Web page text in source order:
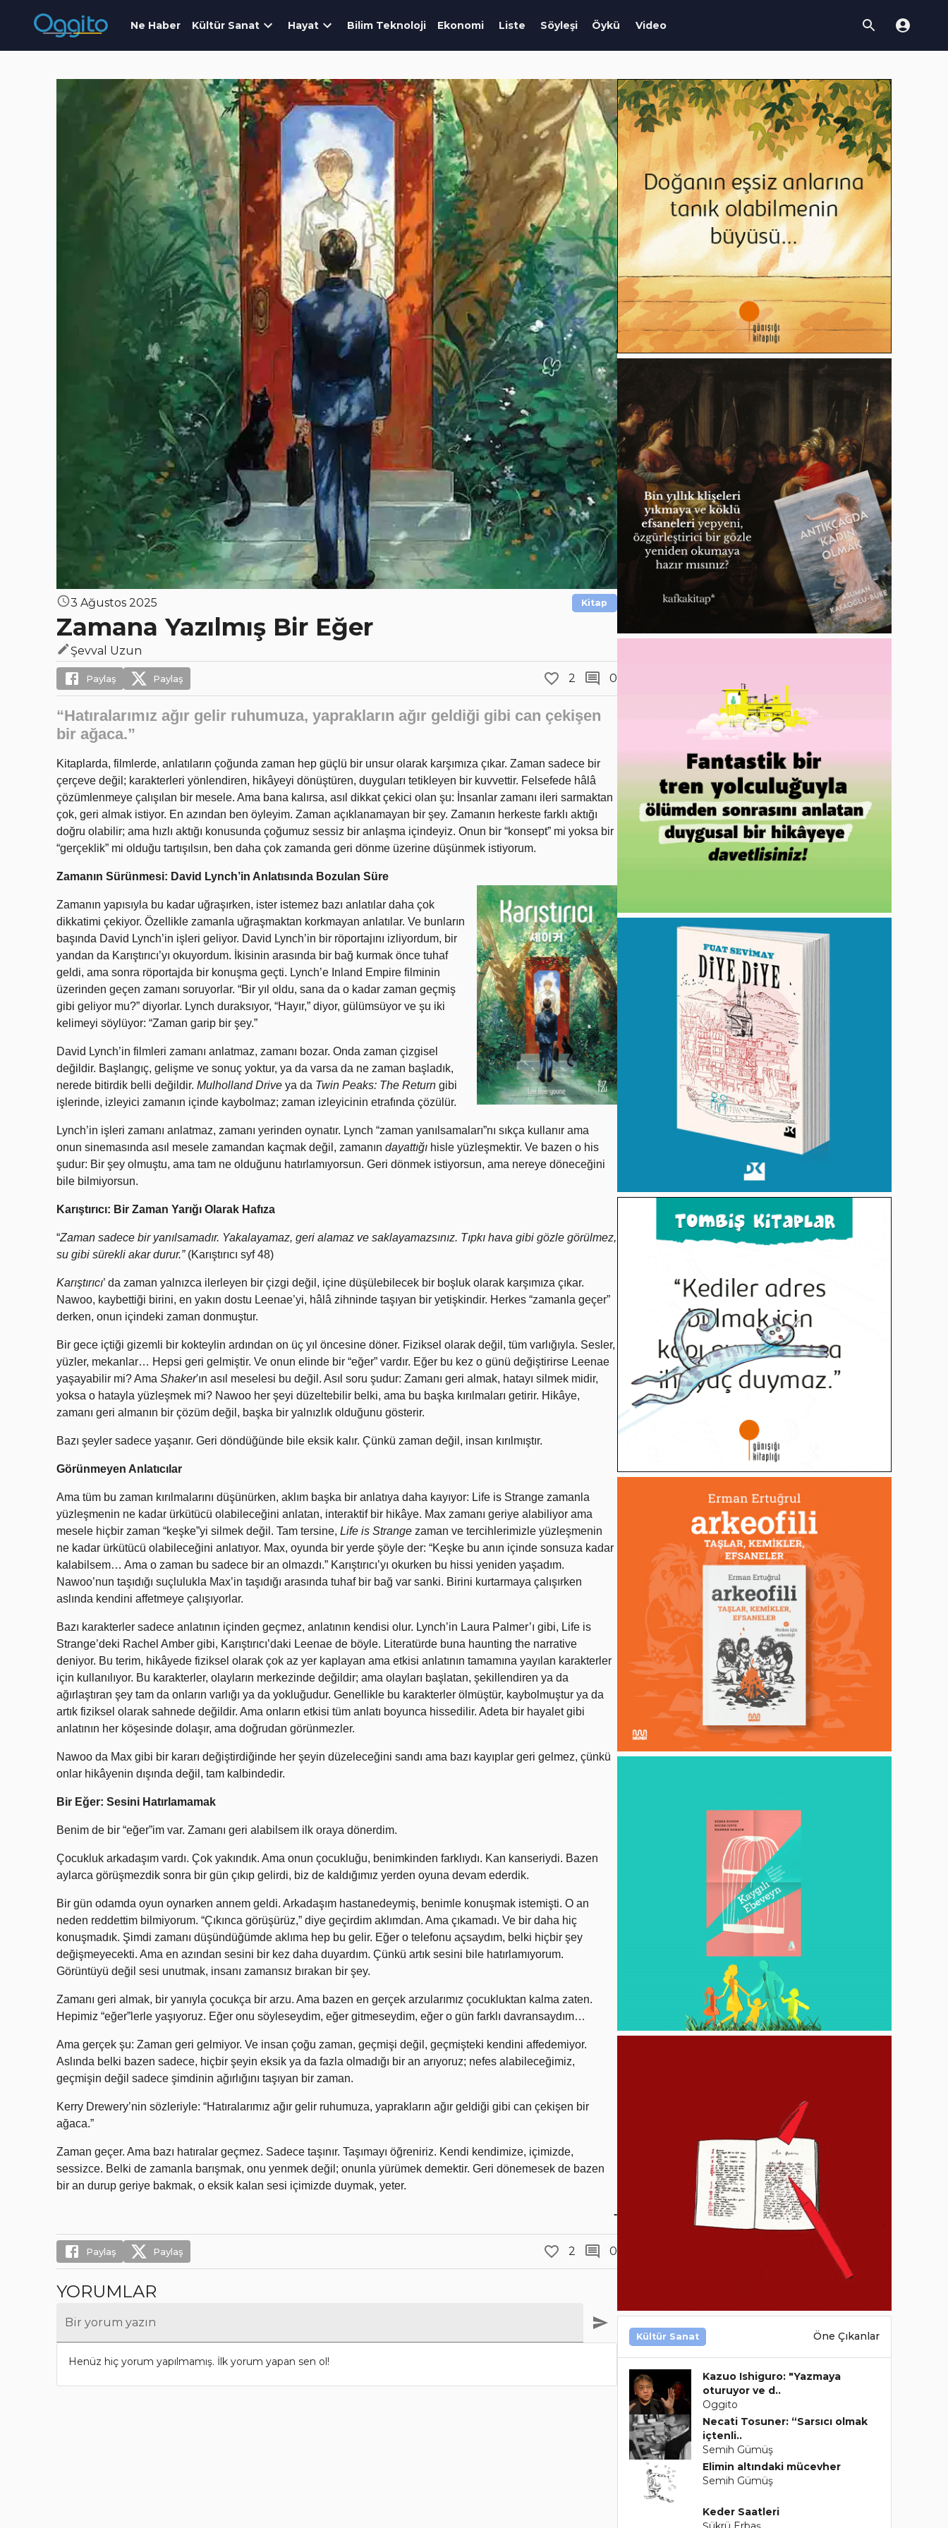
Ne Haber Kültür Sanat Hayat Bilim Teknoloji Ekonomi Liste Söyleşi Öykü Video
3 Ağustos 2025 Kitap
Zamana Yazılmış Bir Eğer
Şevval Uzun
Paylaş Paylaş 2 0
“Hatıralarımız ağır gelir ruhumuza, yaprakların ağır geldiği gibi can çekişen
bir ağaca.”
Kitaplarda, filmlerde, anlatıların çoğunda zaman hep güçlü bir unsur olarak karşımıza çıkar. Zaman sadece bir
çerçeve değil; karakterleri yönlendiren, hikâyeyi dönüştüren, duyguları tetikleyen bir kuvvettir. Felsefede hâlâ
çözümlenmeye çalışılan bir mesele. Ama bana kalırsa, asıl dikkat çekici olan şu: İnsanlar zamanı ileri sarmaktan
çok, geri almak istiyor. En azından ben öyleyim. Zaman açıklanamayan bir şey. Zamanın herkeste farklı aktığı
doğru olabilir; ama hızlı aktığı konusunda çoğumuz sessiz bir anlaşma içindeyiz. Onun bir “konsept” mi yoksa bir
“gerçeklik” mi olduğu tartışılsın, ben daha çok zamanda geri dönme üzerine düşünmek istiyorum.
Zamanın Sürünmesi: David Lynch’in Anlatısında Bozulan Süre
Zamanın yapısıyla bu kadar uğraşırken, ister istemez bazı anlatılar daha çok
dikkatimi çekiyor. Özellikle zamanla uğraşmaktan korkmayan anlatılar. Ve bunların
başında David Lynch’in işleri geliyor. David Lynch’in bir röportajını izliyordum, bir
yandan da Karıştırıcı’yı okuyordum. İkisinin arasında bir bağ kurmak önce tuhaf
geldi, ama sonra röportajda bir konuşma geçti. Lynch’e Inland Empire filminin
üzerinden geçen zamanı soruyorlar. “Bir yıl oldu, sana da o kadar zaman geçmiş
gibi geliyor mu?” diyorlar. Lynch duraksıyor, “Hayır,” diyor, gülümsüyor ve şu iki
kelimeyi söylüyor: “Zaman garip bir şey.”
David Lynch’in filmleri zamanı anlatmaz, zamanı bozar. Onda zaman çizgisel
değildir. Başlangıç, gelişme ve sonuç yoktur, ya da varsa da ne zaman başladık,
nerede bitirdik belli değildir. Mulholland Drive ya da Twin Peaks: The Return gibi
işlerinde, izleyici zamanın içinde kaybolmaz; zaman izleyicinin etrafında çözülür.
Lynch’in işleri zamanı anlatmaz, zamanı yerinden oynatır. Lynch “zaman yanılsamaları”nı sıkça kullanır ama
onun sinemasında asıl mesele zamandan kaçmak değil, zamanın dayattığı hisle yüzleşmektir. Ve bazen o his
şudur: Bir şey olmuştu, ama tam ne olduğunu hatırlamıyorsun. Geri dönmek istiyorsun, ama nereye döneceğini
bile bilmiyorsun.
Karıştırıcı: Bir Zaman Yarığı Olarak Hafıza
“Zaman sadece bir yanılsamadır. Yakalayamaz, geri alamaz ve saklayamazsınız. Tıpkı hava gibi gözle görülmez,
su gibi sürekli akar durur.”(Karıştırıcı syf 48)
Karıştırıcı’ da zaman yalnızca ilerleyen bir çizgi değil, içine düşülebilecek bir boşluk olarak karşımıza çıkar.
Nawoo, kaybettiği birini, en yakın dostu Leenae’yi, hâlâ zihninde taşıyan bir yetişkindir. Herkes “zamanla geçer”
derken, onun içindeki zaman donmuştur.
Bir gece içtiği gizemli bir kokteylin ardından on üç yıl öncesine döner. Fiziksel olarak değil, tüm varlığıyla. Sesler,
yüzler, mekanlar… Hepsi geri gelmiştir. Ve onun elinde bir “eğer” vardır. Eğer bu kez o günü değiştirirse Leenae
yaşayabilir mi? Ama Shaker'ın asıl meselesi bu değil. Asıl soru şudur: Zamanı geri almak, hatayı silmek midir,
yoksa o hatayla yüzleşmek mi? Nawoo her şeyi düzeltebilir belki, ama bu başka kırılmaları getirir. Hikâye,
zamanı geri almanın bir çözüm değil, başka bir yalnızlık olduğunu gösterir.
Bazı şeyler sadece yaşanır. Geri döndüğünde bile eksik kalır. Çünkü zaman değil, insan kırılmıştır.
Görünmeyen Anlatıcılar
Ama tüm bu zaman kırılmalarını düşünürken, aklım başka bir anlatıya daha kayıyor: Life is Strange zamanla
yüzleşmenin ne kadar ürkütücü olabileceğini anlatan, interaktif bir hikâye. Max zamanı geriye alabiliyor ama
mesele hiçbir zaman “keşke”yi silmek değil. Tam tersine, Life is Strange zaman ve tercihlerimizle yüzleşmenin
ne kadar ürkütücü olabileceğini anlatıyor. Max, oyunda bir yerde şöyle der: “Keşke bu anın içinde sonsuza kadar
kalabilsem… Ama o zaman bu sadece bir an olmazdı.” Karıştırıcı’yı okurken bu hissi yeniden yaşadım.
Nawoo’nun taşıdığı suçlulukla Max’in taşıdığı arasında tuhaf bir bağ var sanki. Birini kurtarmaya çalışırken
aslında kendini affetmeye çalışıyorlar.
Bazı karakterler sadece anlatının içinden geçmez, anlatının kendisi olur. Lynch’in Laura Palmer’ı gibi, Life is
Strange’deki Rachel Amber gibi, Karıştırıcı’daki Leenae de böyle. Literatürde buna haunting the narrative
deniyor. Bu terim, hikâyede fiziksel olarak çok az yer kaplayan ama etkisi anlatının tamamına yayılan karakterler
için kullanılıyor. Bu karakterler, olayların merkezinde değildir; ama olayları başlatan, şekillendiren ya da
ağırlaştıran şey tam da onların varlığı ya da yokluğudur. Genellikle bu karakterler ölmüştür, kaybolmuştur ya da
artık fiziksel olarak sahnede değildir. Ama onların etkisi tüm anlatı boyunca hissedilir. Adeta bir hayalet gibi
anlatının her köşesinde dolaşır, ama doğrudan görünmezler.
Nawoo da Max gibi bir kararı değiştirdiğinde her şeyin düzeleceğini sandı ama bazı kayıplar geri gelmez, çünkü
onlar hikâyenin dışında değil, tam kalbindedir.
Bir Eğer: Sesini Hatırlamamak
Benim de bir “eğer”im var. Zamanı geri alabilsem ilk oraya dönerdim.
Çocukluk arkadaşım vardı. Çok yakındık. Ama onun çocukluğu, benimkinden farklıydı. Kan kanseriydi. Bazen
aylarca görüşmezdik sonra bir gün çıkıp gelirdi, biz de kaldığımız yerden oyuna devam ederdik.
Bir gün odamda oyun oynarken annem geldi. Arkadaşım hastanedeymiş, benimle konuşmak istemişti. O an
neden reddettim bilmiyorum. “Çıkınca görüşürüz,” diye geçirdim aklımdan. Ama çıkamadı. Ve bir daha hiç
konuşmadık. Şimdi zamanı düşündüğümde aklıma hep bu gelir. Eğer o telefonu açsaydım, belki hiçbir şey
değişmeyecekti. Ama en azından sesini bir kez daha duyardım. Çünkü artık sesini bile hatırlamıyorum.
Görüntüyü değil sesi unutmak, insanı zamansız bırakan bir şey.
Zamanı geri almak, bir yanıyla çocukça bir arzu. Ama bazen en gerçek arzularımız çocukluktan kalma zaten.
Hepimiz “eğer”lerle yaşıyoruz. Eğer onu söyleseydim, eğer gitmeseydim, eğer o gün farklı davransaydım…
Ama gerçek şu: Zaman geri gelmiyor. Ve insan çoğu zaman, geçmişi değil, geçmişteki kendini affedemiyor.
Aslında belki bazen sadece, hiçbir şeyin eksik ya da fazla olmadığı bir an arıyoruz; nefes alabileceğimiz,
geçmişin değil sadece şimdinin ağırlığını taşıyan bir zaman.
Kerry Drewery’nin sözleriyle: “Hatıralarımız ağır gelir ruhumuza, yaprakların ağır geldiği gibi can çekişen bir
ağaca.”
Zaman geçer. Ama bazı hatıralar geçmez. Sadece taşınır. Taşımayı öğreniriz. Kendi kendimize, içimizde,
sessizce. Belki de zamanla barışmak, onu yenmek değil; onunla yürümek demektir. Geri dönemesek de bazen
bir an durup geriye bakmak, o eksik kalan sesi içimizde duymak, yeter.
-
Paylaş Paylaş 2 0
YORUMLAR
Bir yorum yazın
Henüz hiç yorum yapılmamış. İlk yorum yapan sen ol!
Kültür Sanat Öne Çıkanlar
Kazuo Ishiguro: "Yazmaya
oturuyor ve d..
Oggito
Necati Tosuner: “Sarsıcı olmak
içtenli..
Semih Gümüş
Elimin altındaki mücevher
Semih Gümüş
Keder Saatleri